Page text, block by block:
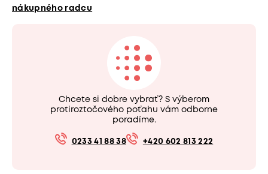
nákupného radcu
Chcete si dobre vybrať? S výberom
protiroztočového poťahu vám odborne
poradíme.
0233 41 88 38 +420 602 813 222